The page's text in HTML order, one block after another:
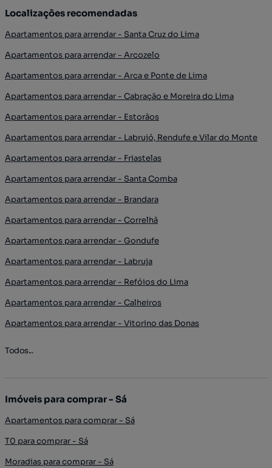
Localizações recomendadas
Apartamentos para arrendar - Santa Cruz do Lima
Apartamentos para arrendar - Arcozelo
Apartamentos para arrendar - Arca e Ponte de Lima
Apartamentos para arrendar - Cabração e Moreira do Lima
Apartamentos para arrendar - Estorãos
Apartamentos para arrendar - Labrujó, Rendufe e Vilar do Monte
Apartamentos para arrendar - Friastelas
Apartamentos para arrendar - Santa Comba
Apartamentos para arrendar - Brandara
Apartamentos para arrendar - Correlhã
Apartamentos para arrendar - Gondufe
Apartamentos para arrendar - Labruja
Apartamentos para arrendar - Refóios do Lima
Apartamentos para arrendar - Calheiros
Apartamentos para arrendar - Vitorino das Donas
Todos...
Imóveis para comprar - Sá
Apartamentos para comprar - Sá
T0 para comprar - Sá
Moradias para comprar - Sá